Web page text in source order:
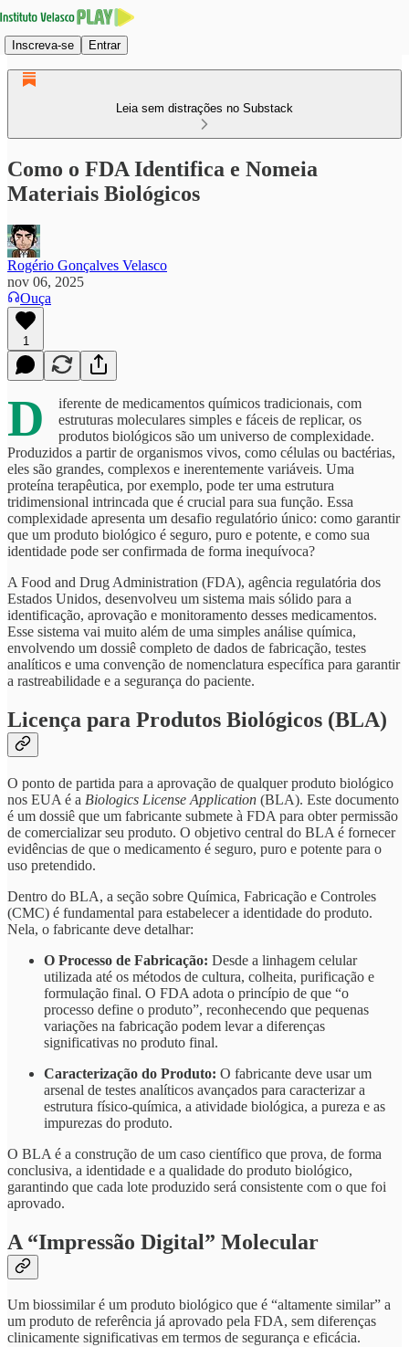
Inscreva-se Entrar
Leia sem distrações no Substack
Como o FDA Identifica e Nomeia
Materiais Biológicos
Rogério Gonçalves Velasco
nov 06, 2025
Ouça
1
D
iferente de medicamentos químicos tradicionais, com
estruturas moleculares simples e fáceis de replicar, os
produtos biológicos são um universo de complexidade.
Produzidos a partir de organismos vivos, como células ou bactérias,
eles são grandes, complexos e inerentemente variáveis. Uma
proteína terapêutica, por exemplo, pode ter uma estrutura
tridimensional intrincada que é crucial para sua função. Essa
complexidade apresenta um desafio regulatório único: como garantir
que um produto biológico é seguro, puro e potente, e como sua
identidade pode ser confirmada de forma inequívoca?
A Food and Drug Administration (FDA), agência regulatória dos
Estados Unidos, desenvolveu um sistema mais sólido para a
identificação, aprovação e monitoramento desses medicamentos.
Esse sistema vai muito além de uma simples análise química,
envolvendo um dossiê completo de dados de fabricação, testes
analíticos e uma convenção de nomenclatura específica para garantir
a rastreabilidade e a segurança do paciente.
Licença para Produtos Biológicos (BLA)
O ponto de partida para a aprovação de qualquer produto biológico
nos EUA é a Biologics License Application (BLA). Este documento
é um dossiê que um fabricante submete à FDA para obter permissão
de comercializar seu produto. O objetivo central do BLA é fornecer
evidências de que o medicamento é seguro, puro e potente para o
uso pretendido.
Dentro do BLA, a seção sobre Química, Fabricação e Controles
(CMC) é fundamental para estabelecer a identidade do produto.
Nela, o fabricante deve detalhar:
O Processo de Fabricação: Desde a linhagem celular
utilizada até os métodos de cultura, colheita, purificação e
formulação final. O FDA adota o princípio de que “o
processo define o produto”, reconhecendo que pequenas
variações na fabricação podem levar a diferenças
significativas no produto final.
Caracterização do Produto: O fabricante deve usar um
arsenal de testes analíticos avançados para caracterizar a
estrutura físico-química, a atividade biológica, a pureza e as
impurezas do produto.
O BLA é a construção de um caso científico que prova, de forma
conclusiva, a identidade e a qualidade do produto biológico,
garantindo que cada lote produzido será consistente com o que foi
aprovado.
A “Impressão Digital” Molecular
Um biossimilar é um produto biológico que é “altamente similar” a
um produto de referência já aprovado pela FDA, sem diferenças
clinicamente significativas em termos de segurança e eficácia.